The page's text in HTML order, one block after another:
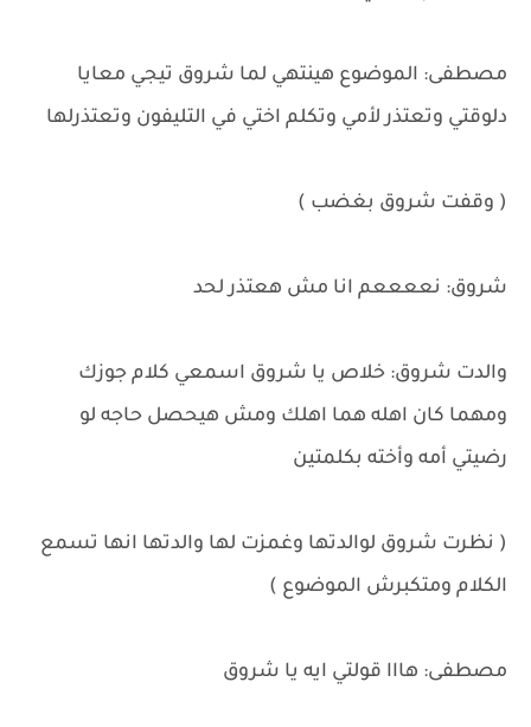
مصطفى: الموضوع هينتهي لما شروق تيجي معايا
دلوقتي وتعتذر لأمي وتكلم اختي في التليفون وتعتذرلها
( وقفت شروق بغضب )
شروق: نععععم انا مش هعتذر لحد
والدت شروق: خلاص يا شروق اسمعي كلام جوزك
ومهما كان اهله هما اهلك ومش هيحصل حاجه لو
رضيتي أمه وأخته بكلمتين
( نظرت شروق لوالدتها وغمزت لها والدتها انها تسمع
الكلام ومتكبرش الموضوع )
مصطفى: هااا قولتي ايه يا شروق